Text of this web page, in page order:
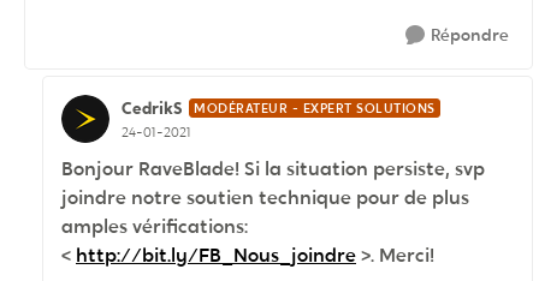
Répondre
CedrikS MODÉRATEUR - EXPERT SOLUTIONS
24-01-2021
Bonjour RaveBlade! Si la situation persiste, svp
joindre notre soutien technique pour de plus
amples vérifications:
< http://bit.ly/FB_Nous_joindre>. Merci!